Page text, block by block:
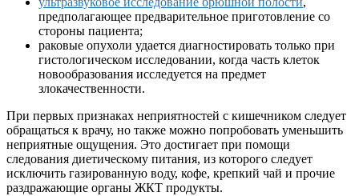
предполагающее предварительное приготовление со
стороны пациента;
раковые опухоли удается диагностировать только при
гистологическом исследовании, когда часть клеток
новообразования исследуется на предмет
злокачественности.
При первых признаках неприятностей с кишечником следует
обращаться к врачу, но также можно попробовать уменьшить
неприятные ощущения. Это достигает при помощи
следования диетическому питания, из которого следует
исключить газированную воду, кофе, крепкий чай и прочие
раздражающие органы ЖКТ продукты.